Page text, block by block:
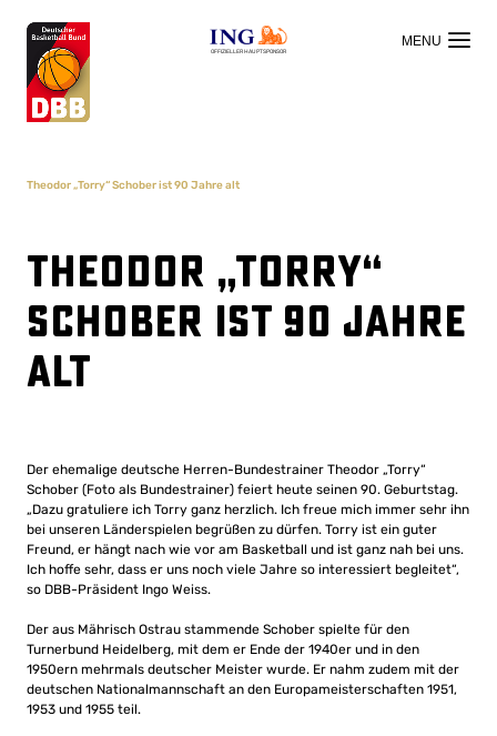
OFFIZIELLER HAUPTSPONSOR
Theodor „Torry“ Schober ist 90 Jahre alt
Theodor „Torry“
Schober ist 90 Jahre
alt
Der ehemalige deutsche Herren-Bundestrainer Theodor „Torry“
Schober (Foto als Bundestrainer) feiert heute seinen 90. Geburtstag.
„Dazu gratuliere ich Torry ganz herzlich. Ich freue mich immer sehr ihn
bei unseren Länderspielen begrüßen zu dürfen. Torry ist ein guter
Freund, er hängt nach wie vor am Basketball und ist ganz nah bei uns.
Ich hoffe sehr, dass er uns noch viele Jahre so interessiert begleitet“,
so DBB-Präsident Ingo Weiss.
Der aus Mährisch Ostrau stammende Schober spielte für den
Turnerbund Heidelberg, mit dem er Ende der 1940er und in den
1950ern mehrmals deutscher Meister wurde. Er nahm zudem mit der
deutschen Nationalmannschaft an den Europameisterschaften 1951,
1953 und 1955 teil.